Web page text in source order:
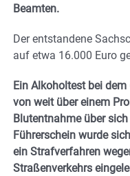
Beamten.
Der entstandene
auf etwa 16.000 Euro
Ein Alkoholtest bei
von weit über einem
Blutentnahme über
Führerschein wurde
ein Strafverfahren
Straßenverkehrs